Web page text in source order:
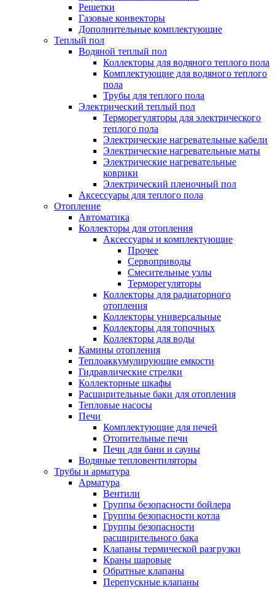
Решетки
Газовые конвекторы
Дополнительные комплектующие
Теплый пол
Водяной теплый пол
Коллекторы для водяного теплого пола
Комплектующие для водяного теплого
пола
Трубы для теплого пола
Электрический теплый пол
Терморегуляторы для электрического
теплого пола
Электрические нагревательные кабели
Электрические нагревательные маты
Электрические нагревательные
коврики
Электрический пленочный пол
Аксессуары для теплого пола
Отопление
Автоматика
Коллекторы для отопления
Аксессуары и комплектующие
Прочее
Сервоприводы
Смесительные узлы
Терморегуляторы
Коллекторы для радиаторного
отопления
Коллекторы универсальные
Коллекторы для топочных
Коллекторы для воды
Камины отопления
Теплоаккумулирующие емкости
Гидравлические стрелки
Коллекторные шкафы
Расширительные баки для отопления
Тепловые насосы
Печи
Комплектующие для печей
Отопительные печи
Печи для бани и сауны
Водяные тепловентиляторы
Трубы и арматура
Арматура
Вентили
Группы безопасности бойлера
Группы безопасности котла
Группы безопасности
расширительного бака
Клапаны термической разгрузки
Краны шаровые
Обратные клапаны
Перепускные клапаны